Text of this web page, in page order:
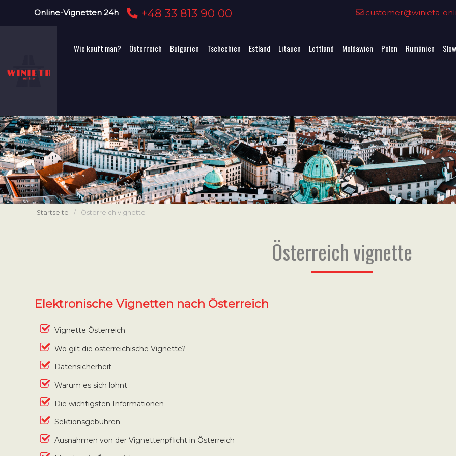
Online-Vignetten 24h +48 33 813 90 00 customer@winieta-
Wie kauft man? Österreich Bulgarien Tschechien Estland Litauen Lettland Moldawien Polen Rumänien
Startseite / Österreich vignette
Österreich vignette
Elektronische Vignetten nach Österreich
Vignette Österreich
Wo gilt die österreichische Vignette?
Datensicherheit
Warum es sich lohnt
Die wichtigsten Informationen
Sektionsgebühren
Ausnahmen von der Vignettenpflicht in Österreich